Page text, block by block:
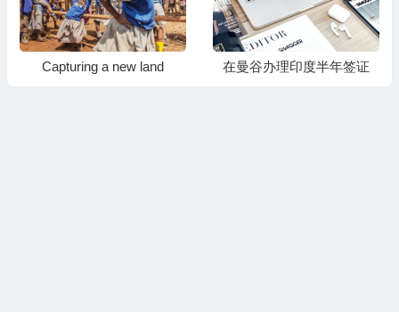
Capturing a new land 在曼谷办理印度半年签证